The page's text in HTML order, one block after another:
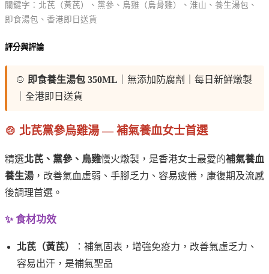
關鍵字：北芪（黃芪）、黨參、烏雞（烏骨雞）、淮山、養生湯包、
即食湯包、香港即日送貨
評分與評論
🍲 即食養生湯包 350ML ｜無添加防腐劑｜每日新鮮燉製
｜全港即日送貨
🍲 北芪黨參烏雞湯 — 補氣養血女士首選
精選北芪、黨參、烏雞慢火燉製，是香港女士最愛的補氣養血
養生湯 ，改善氣血虛弱、手腳乏力、容易疲倦，康復期及流感
後調理首選。
✨ 食材功效
北芪（黃芪）
：補氣固表，增強免疫力，改善氣虛乏力、
容易出汗，是補氣聖品